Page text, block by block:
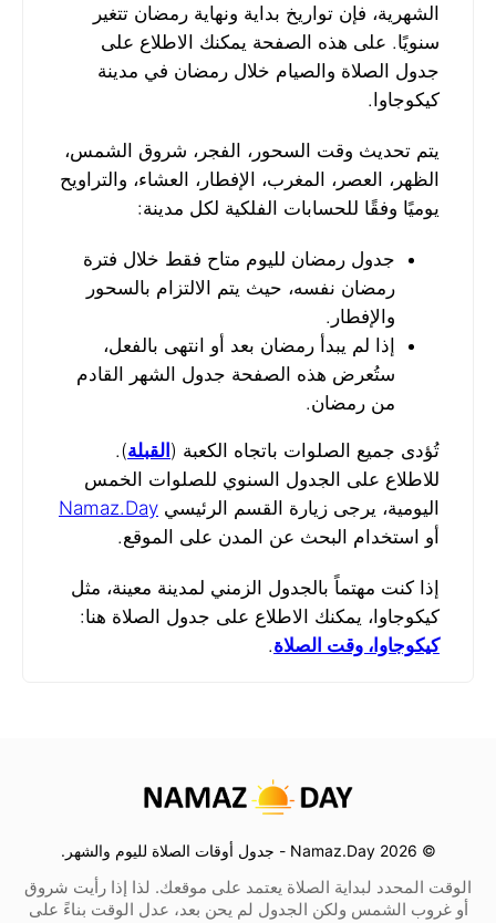
الشهرية، فإن تواريخ بداية ونهاية رمضان تتغير
سنويًا. على هذه الصفحة يمكنك الاطلاع على
جدول الصلاة والصيام خلال رمضان في مدينة
كيكوجاوا.
يتم تحديث وقت السحور، الفجر، شروق الشمس،
الظهر، العصر، المغرب، الإفطار، العشاء، والتراويح
يوميًا وفقًا للحسابات الفلكية لكل مدينة:
جدول رمضان لليوم متاح فقط خلال فترة
رمضان نفسه، حيث يتم الالتزام بالسحور
والإفطار.
إذا لم يبدأ رمضان بعد أو انتهى بالفعل،
ستُعرض هذه الصفحة جدول الشهر القادم
من رمضان.
تُؤدى جميع الصلوات باتجاه الكعبة (القبلة).
للاطلاع على الجدول السنوي للصلوات الخمس
اليومية، يرجى زيارة القسم الرئيسي Namaz.Day
أو استخدام البحث عن المدن على الموقع.
إذا كنت مهتماً بالجدول الزمني لمدينة معينة، مثل
كيكوجاوا، يمكنك الاطلاع على جدول الصلاة هنا:
كيكوجاوا، وقت الصلاة.
© 2026 Namaz.Day - جدول أوقات الصلاة لليوم والشهر.
الوقت المحدد لبداية الصلاة يعتمد على موقعك. لذا إذا رأيت شروق
أو غروب الشمس ولكن الجدول لم يحن بعد، عدل الوقت بناءً على